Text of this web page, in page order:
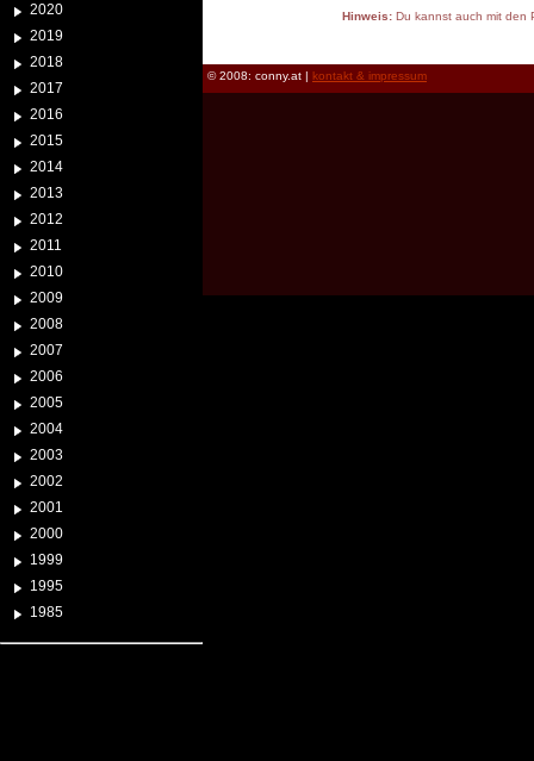
2020
2019
2018
2017
2016
2015
2014
2013
2012
2011
2010
2009
2008
2007
2006
2005
2004
2003
2002
2001
2000
1999
1995
1985
Hinweis:Du kannst auch mit den
© 2008: conny.at | kontakt & impressum